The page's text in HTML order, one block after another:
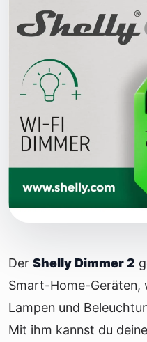
Der Shelly Dimmer 2
Smart-Home-Geräten,
Lampen und
Mit ihm kannst du